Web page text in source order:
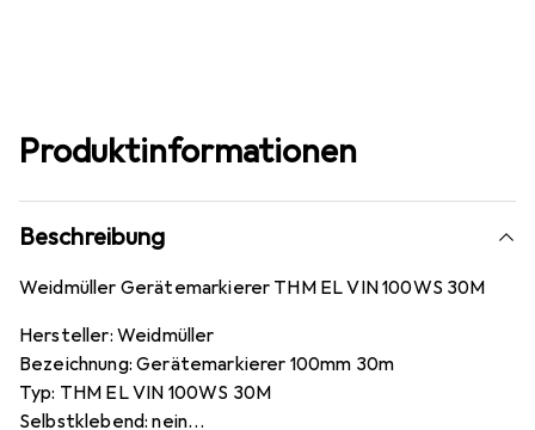
Produktinformationen
Beschreibung
Weidmüller Gerätemarkierer THM EL VIN 100WS 30M
Hersteller: Weidmüller
Bezeichnung: Gerätemarkierer 100mm 30m
Typ: THM EL VIN 100WS 30M
Selbstklebend: nein